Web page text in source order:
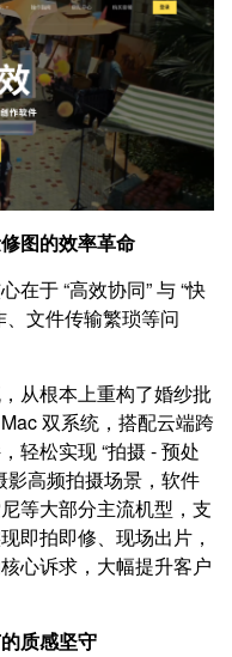
图的效率革命
在于 “高效协同” 与 “快
文件传输繁琐等问
从根本上重构了婚纱批
双系统，搭配云端跨
轻松实现 “拍摄 - 预处
影高频拍摄场景，软件
等大部分主流机型，支
即拍即修、现场出片，
心诉求，大幅提升客户
质感坚守